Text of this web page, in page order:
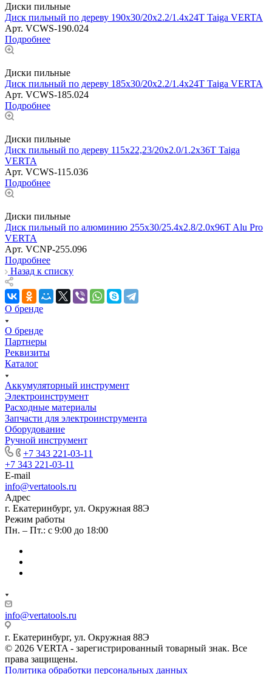
Диски пильные
Диск пильный по дереву 190х30/20х2.2/1.4х24Т Taiga VERTA
Арт. VCWS-190.024
Подробнее
Диски пильные
Диск пильный по дереву 185x30/20x2.2/1.4х24T Taiga VERTA
Арт. VCWS-185.024
Подробнее
Диски пильные
Диск пильный по дереву 115x22,23/20x2.0/1.2х36T Taiga
VERTA
Арт. VCWS-115.036
Подробнее
Диски пильные
Диск пильный по алюминию 255x30/25.4х2.8/2.0x96T Alu Pro
VERTA
Арт. VCNP-255.096
Подробнее
Назад к списку
О бренде
О бренде
Партнеры
Реквизиты
Каталог
Аккумуляторный инструмент
Электроинструмент
Расходные материалы
Запчасти для электроинструмента
Оборудование
Ручной инструмент
+7 343 221-03-11
+7 343 221-03-11
E-mail
info@vertatools.ru
Адрес
г. Екатеринбург, ул. Окружная 88Э
Режим работы
Пн. – Пт.: с 9:00 до 18:00
info@vertatools.ru
г. Екатеринбург, ул. Окружная 88Э
© 2026 VERTA - зарегистрированный товарный знак. Все
права защищены.
Политика обработки персональных данных